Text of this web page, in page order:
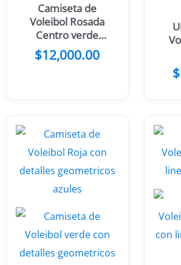
Camiseta de
Voleibol Rosada
Centro verde
menta Pelota y
net
$12,000.00
$